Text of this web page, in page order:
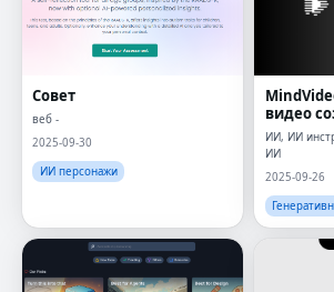
Совет
веб -
2025-09-30
ИИ персонажи
видео
ИИ, ИИ
ИИ
2025-09-26